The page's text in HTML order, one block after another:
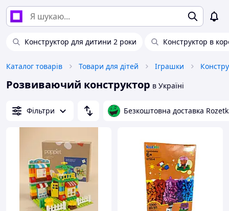
Конструктор для дитини 2 роки Конструктор в
Каталог товарів Товари для дітей Іграшки
Розвиваючий конструктор в Україні
Фільтри Безкоштовна доставка